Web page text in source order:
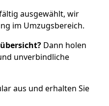
ausgewählt, wir
im Umzugsbereich.
Dann holen
unverbindliche
aus und erhalten Sie